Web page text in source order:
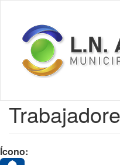
contenido
principal
Municipalidad
de L. N. Alem
Contenido
Ícono: